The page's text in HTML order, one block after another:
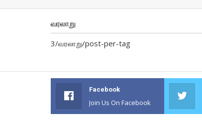
வரலாறு
3/வரலாறு/post-per-tag
Facebook
Join Us On Facebook